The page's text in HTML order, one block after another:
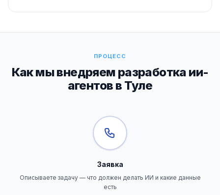
ПРОЦЕСС
Как мы внедряем разработка ии-
агентов в Туле
Заявка
Описываете задачу — что должен делать ИИ и какие данные
есть